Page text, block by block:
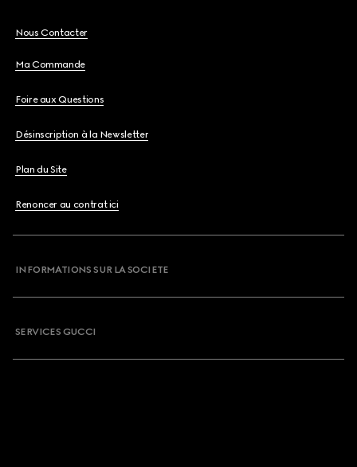
Nous Contacter
Ma Commande
Foire aux Questions
Désinscription à la Newsletter
Plan du Site
Renoncer au contrat ici
INFORMATIONS SUR LA SOCIETE
SERVICES GUCCI